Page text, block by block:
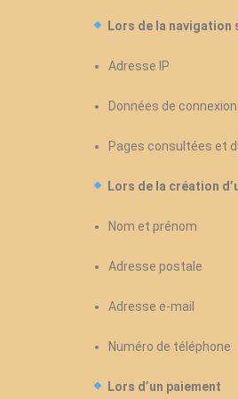
Lors de la navigation
Adresse IP
Données de
Pages consultées et
Lors de la création
Nom et prénom
Adresse postale
Adresse e-mail
Numéro de téléphone
Lors d’un paiement